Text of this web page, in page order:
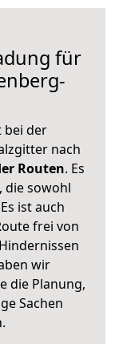
für
bei der
nach
Routen. Es
die sowohl
ist auch
frei von
wir
die Planung,
Sachen